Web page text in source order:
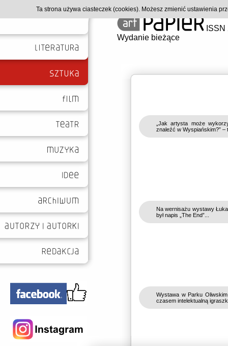
Wydanie bieżące
„Jak artysta może
znaleźć w Wyspiańskim?” –
Na wernisażu wystawy
był napis „The End”...
Wystawa w Parku
czasem intelektualną
Ta strona używa ciasteczek (cookies). Możesz zmienić ustawienia